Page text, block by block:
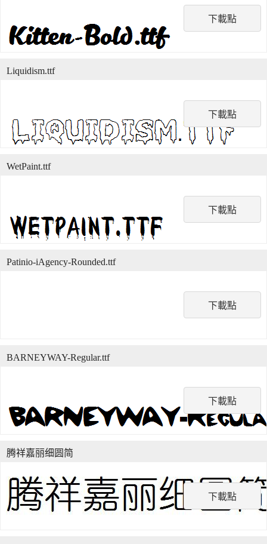
下載點
下載點
Liquidism.ttf
下載點
WetPaint.ttf
下載點
Patinio-iAgency-Rounded.ttf
下載點
BARNEYWAY-Regular.ttf
下載點
腾祥嘉丽细圆简